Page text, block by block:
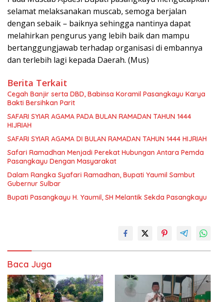
selamat melaksanakan muscab, semoga berjalan
dengan sebaik – baiknya sehingga nantinya dapat
melahirkan pengurus yang lebih baik dan mampu
bertanggungjawab terhadap organisasi di embannya
dan terlebih lagi kepada Daerah. (Mus)
Berita Terkait
Cegah Banjir serta DBD, Babinsa Koramil Pasangkayu Karya
Bakti Bersihkan Parit
SAFARI SYIAR AGAMA PADA BULAN RAMADAN TAHUN 1444
HIJRIAH
SAFARI SYIAR AGAMA DI BULAN RAMADAN TAHUN 1444 HIJRIAH
Safari Ramadhan Menjadi Perekat Hubungan Antara Pemda
Pasangkayu Dengan Masyarakat
Dalam Rangka Syafari Ramadhan, Bupati Yaumil Sambut
Gubernur Sulbar
Bupati Pasangkayu H. Yaumil, SH Melantik Sekda Pasangkayu
Baca Juga